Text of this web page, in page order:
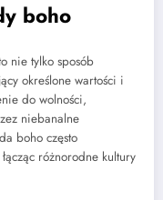
boho
nie tylko sposób
określone wartości i
do wolności,
niebanalne
boho często
różnorodne kultury